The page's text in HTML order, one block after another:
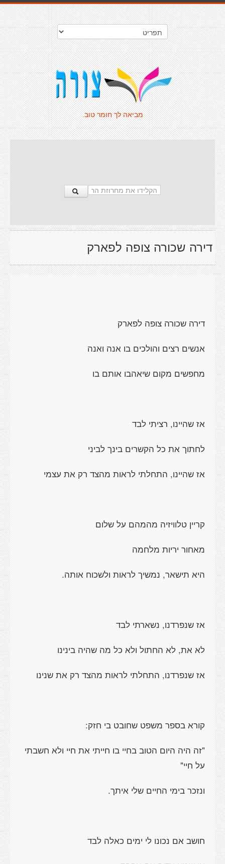
מביאה לך חומר טוב.
דירה שכורה צופה לפארק
דירה שכורה צופה לפארק
אנשים רצים והולכים בו אנה ואנה
מחפשים מקום שיאהבו אותם בו
אז שהיינו, רציתי לבד
לחתוך את כל הקשרים בינך לביני
אז שהיינו, התחלתי לראות מהצד רק את עצמי
קריין טלוויזיה מהמהם על שלום
מאחור יריות מלחמה
היא תישאר, נמשיך לראות ולשכוח אותה.
אז שנפרדנו, נשארתי לבד
לא את, לא החתול ולא כל מה שהיה בינינו
אז שנפרדנו, התחלתי לראות מהצד רק את שנינו
קורא בספר משפט שחובט בי חזק:
"זה היה היום הטוב בחיי בו חייתי את חיי ולא חשבתי
על חיי"
ונזכר בימי החיים שלי איתך.
חושב אם נכונו לי ימים כאלה לבד